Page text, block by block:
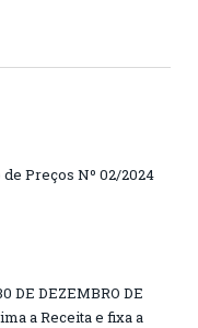
Preços Nº 02/2024
DE DEZEMBRO DE
a Receita e fixa a